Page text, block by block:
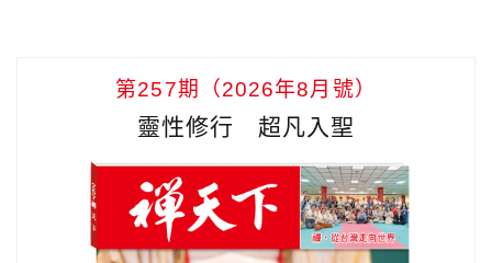
第257期（2026年8月號）
靈性修行 超凡入聖